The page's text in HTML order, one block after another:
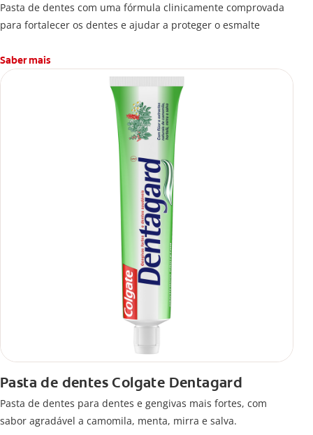
Pasta de dentes com uma fórmula clinicamente comprovada
para fortalecer os dentes e ajudar a proteger o esmalte
Saber mais
Pasta de dentes Colgate Dentagard
Pasta de dentes para dentes e gengivas mais fortes, com
sabor agradável a camomila, menta, mirra e salva.